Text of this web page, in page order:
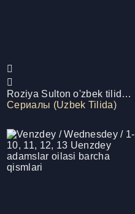
Roziya Sulton o'zbek tilida barcha qismlar tez kunda
Сериалы (Uzbek Tilida)